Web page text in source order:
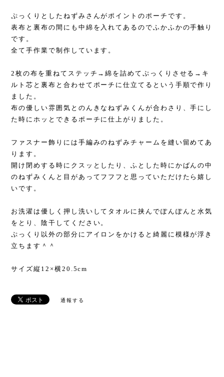
ぷっくりとしたねずみさんがポイントのポーチです。
表布と裏布の間にも中綿を入れてあるのでふかふかの手触り
です。
全て手作業で制作しています。
2枚の布を重ねてステッチ→綿を詰めてぷっくりさせる→キ
ルト芯と裏布と合わせてポーチに仕立てるという手順で作り
ました。
布の優しい雰囲気とのんきなねずみくんが合わさり、手にし
た時にホッとできるポーチに仕上がりました。
ファスナー飾りには手編みのねずみチャームを縫い留めてあ
ります。
開け閉めする時にクスッとしたり、ふとした時にかばんの中
のねずみくんと目があってフフフと思っていただけたら嬉し
いです。
お洗濯は優しく押し洗いしてタオルに挟んでぽんぽんと水気
をとり、陰干してください。
ぷっくり以外の部分にアイロンをかけると綺麗に模様が浮き
立ちます＾＾
サイズ縦12×横20.5cm
通報する